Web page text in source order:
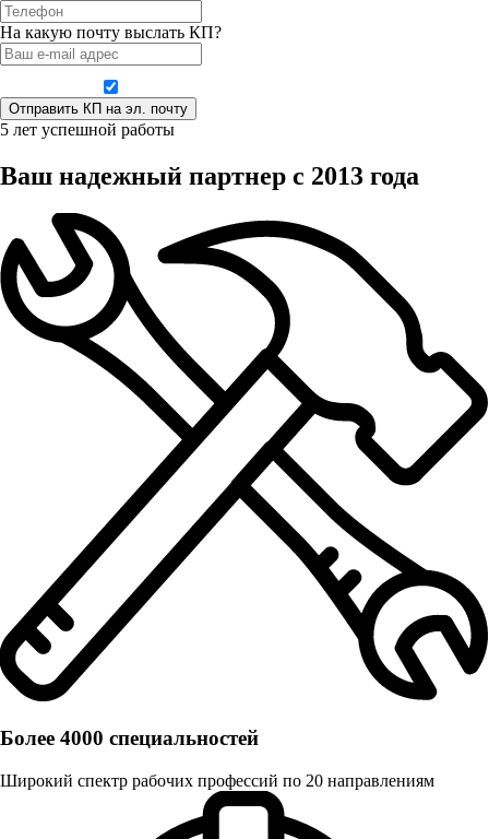
На какую почту выслать КП?
5 лет успешной работы
Ваш надежный партнер с 2013 года
Более 4000 специальностей
Широкий спектр рабочих профессий по 20 направлениям